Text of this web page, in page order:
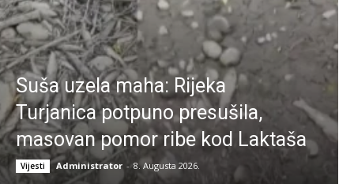
Suša uzela maha: Rijeka
Turjanica potpuno presušila,
masovan pomor ribe kod Laktaša
Vijesti Administrator - 8. Augusta 2026.